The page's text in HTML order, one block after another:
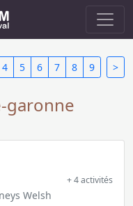
4 5 6 7 8 9 >
garonne
+ 4 activités
Welsh